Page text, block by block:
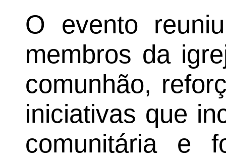
O evento
membros da
comunhão,
iniciativas que
comunitária e